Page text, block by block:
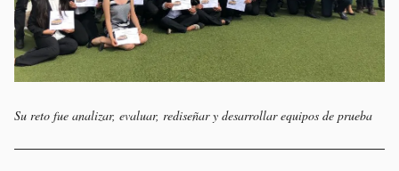
Su reto fue analizar, evaluar, rediseñar y desarrollar equipos de prueba